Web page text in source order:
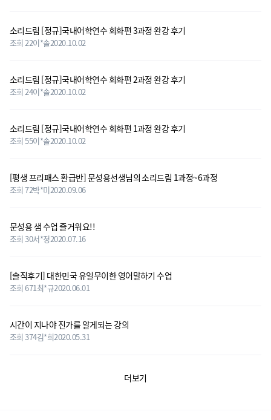
소리드림 [정규]국내어학연수 회화편 3과정 완강 후기
조회 22이*솔2020.10.02
소리드림 [정규]국내어학연수 회화편 2과정 완강 후기
조회 24이*솔2020.10.02
소리드림 [정규]국내어학연수 회화편 1과정 완강 후기
조회 55이*솔2020.10.02
[평생 프리패스 환급반] 문성용선생님의 소리드림 1과정~6과정
조회 72박*미2020.09.06
문성용 샘 수업 즐거워요!!
조회 30서*정2020.07.16
[솔직후기] 대한민국 유일무이한 영어말하기 수업
조회 671최*규2020.06.01
시간이 지나야 진가를 알게되는 강의
조회 374김*희2020.05.31
더보기